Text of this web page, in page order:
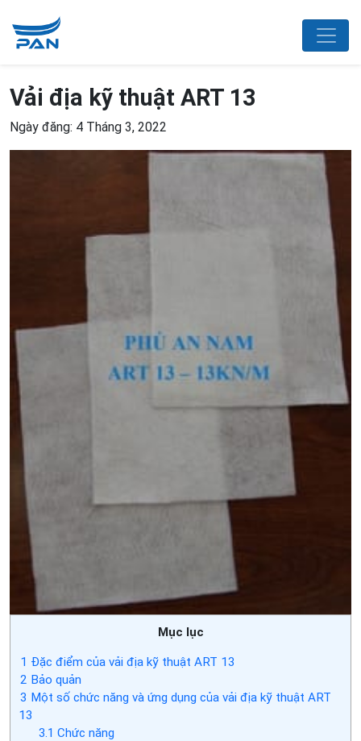
Vải địa kỹ thuật ART 13
Ngày đăng: 4 Tháng 3, 2022
Mục lục
1 Đặc điểm của vải địa kỹ thuật ART 13
2 Bảo quản
3 Một số chức năng và ứng dụng của vải địa kỹ thuật ART
13
3.1 Chức năng